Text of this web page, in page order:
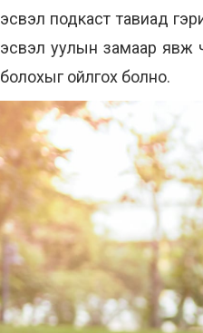
эсвэл подкаст тавиад
эсвэл уулын замаар явж
болохыг ойлгох болно.